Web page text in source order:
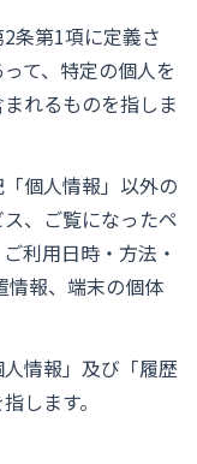
条第1項に定義さ
て、特定の個人を
れるものを指しま
個人情報」以外の
、ご覧になったペ
利用日時・方法・
報、端末の個体
情報」及び「履歴
します。